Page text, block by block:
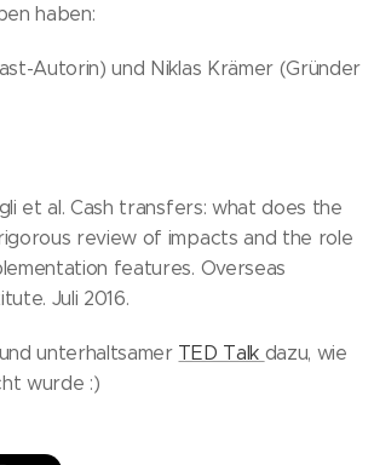
haben:
Autorin) und Niklas Krämer (Gründer
et al. Cash transfers: what does the
review of impacts and the role
features. Overseas
Juli 2016.
unterhaltsamer TED Talk dazu, wie
wurde :)